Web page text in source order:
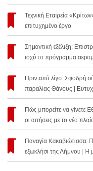
Τεχνική Εταιρεία
επιτυχημένο έργο
Σημαντική εξέλιξη:
ισχύ το πρόγραμμα
Πριν από λίγο: Σφοδρή
παραλίας Θάνους |
Πώς μπορείτε να γίνετε
οι αιτήσεις με το νέο
Παναγία Κακαβιώτισσα:
εξωκλήσι της Λήμνου | Η